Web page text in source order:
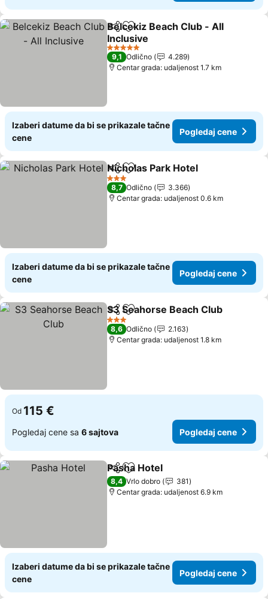
Deli Dodati u favorite
Belcekiz Beach Club - All
Inclusive
Pogledaj cene
5 Zvezdice
9,1 Odlično
4.289
Centar grada: udaljenost 1.7 km
Izaberi datume da bi se prikazale tačne
cene
Pogledaj cene
Deli Dodati u favorite
Nicholas Park Hotel
3 Zvezdice
8,7 Odlično
3.366
Centar grada: udaljenost 0.6 km
Izaberi datume da bi se prikazale tačne
cene
Pogledaj cene
Deli Dodati u favorite
S3 Seahorse Beach Club
3 Zvezdice
8,6 Odlično
2.163
Centar grada: udaljenost 1.8 km
Od 115 €
Pogledaj cene sa 6 sajtova Pogledaj cene
Deli Dodati u favorite
Pasha Hotel
8,4 Vrlo dobro
381
Centar grada: udaljenost 6.9 km
Izaberi datume da bi se prikazale tačne
cene
Pogledaj cene